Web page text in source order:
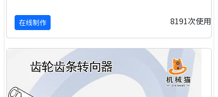
在线制作 8191次使用